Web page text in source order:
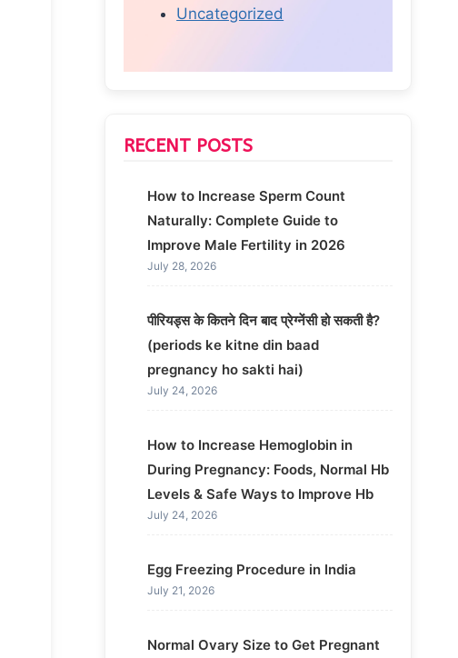
Uncategorized
RECENT POSTS
How to Increase Sperm Count
Naturally: Complete Guide to
Improve Male Fertility in 2026
July 28, 2026
पीरियड्स के कितने दिन बाद प्रेग्नेंसी हो सकती है?
(periods ke kitne din baad
pregnancy ho sakti hai)
July 24, 2026
How to Increase Hemoglobin in
During Pregnancy: Foods, Normal Hb
Levels & Safe Ways to Improve Hb
July 24, 2026
Egg Freezing Procedure in India
July 21, 2026
Normal Ovary Size to Get Pregnant